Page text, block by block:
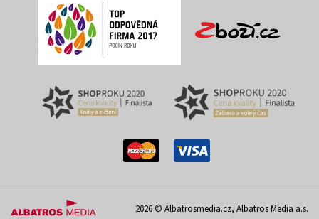
2026 © Albatrosmedia.cz, Albatros Media a.s.